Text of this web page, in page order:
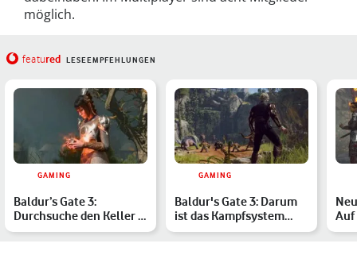
möglich.
featured LESEEMPFEHLUNGEN
GAMING
Baldur’s Gate 3:
Durchsuche den Keller –
so erledigst Du die
GAMING
Baldur's Gate 3: Darum
ist das Kampfsystem
rundenbasiert
Auf
für